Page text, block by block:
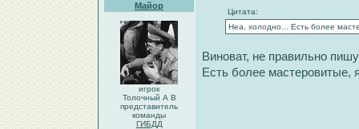
Майор
игрок
Толочный А В
представитель
команды
ГИБДД
Цитата:
Неа, холодно... Есть более
Виноват, не правильно
Есть более